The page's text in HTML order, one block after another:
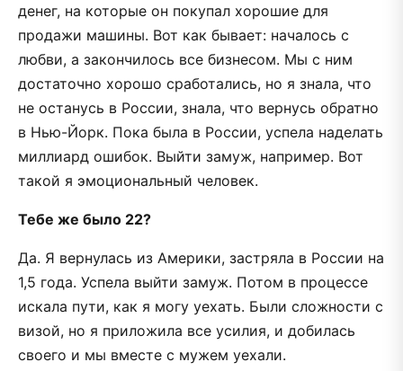
денег, на которые он покупал хорошие для
продажи машины. Вот как бывает: началось с
любви, а закончилось все бизнесом. Мы с ним
достаточно хорошо сработались, но я знала, что
не останусь в России, знала, что вернусь обратно
в Нью-Йорк. Пока была в России, успела наделать
миллиард ошибок. Выйти замуж, например. Вот
такой я эмоциональный человек.
Тебе же было 22?
Да. Я вернулась из Америки, застряла в России на
1,5 года. Успела выйти замуж. Потом в процессе
искала пути, как я могу уехать. Были сложности с
визой, но я приложила все усилия, и добилась
своего и мы вместе с мужем уехали.